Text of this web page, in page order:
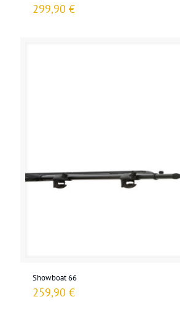
299,90 €
Showboat 66
259,90 €